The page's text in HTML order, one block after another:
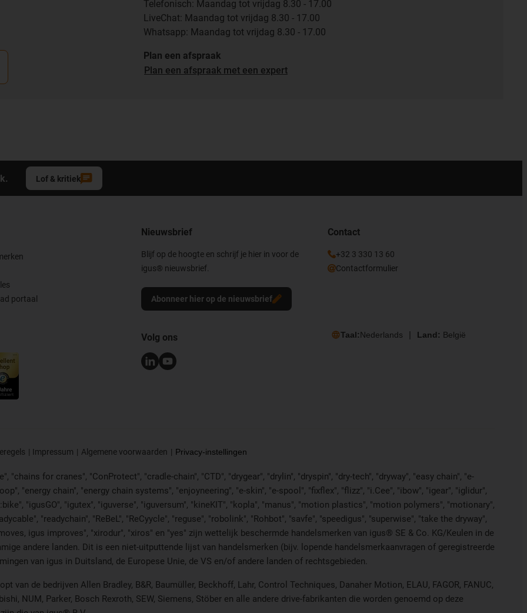
Telefonisch: Maandag tot vrijdag 8.30 - 17.00
LiveChat: Maandag tot vrijdag 8.30 - 17.00
Whatsapp: Maandag tot vrijdag 8.30 - 17.00
Plan een afspraak
Plan een afspraak met een expert
Lof & kritiek
portaal
Nieuwsbrief
Blijf op de hoogte en schrijf je hier in voor de
igus® nieuwsbrief.
Abonneer hier op de nieuwsbrief
Contact
+32 3 330 13 60
Contactformulier
Volg ons Taal:Nederlands Land: België
Impressum Algemene voorwaarden Privacy-instellingen
"chains for cranes", "ConProtect", "cradle-chain", "CTD", "drygear", "drylin", "dryspin", "dry-tech", "dryway", "easy chain", "e-
"energy chain", "energy chain systems", "enjoyneering", "e-skin", "e-spool", "fixflex", "flizz", "i.Cee", "ibow", "igear", "iglidur",
"igusGO", "igutex", "iguverse", "iguversum", "kineKIT", "kopla", "manus", "motion plastics", "motion polymers", "motionary",
"readychain", "ReBeL", "ReCyycle", "reguse", "robolink", "Rohbot", "savfe", "speedigus", "superwise", "take the dryway",
igus improves", "xirodur", "xiros" en "yes" zijn wettelijk beschermde handelsmerken van igus® SE & Co. KG/Keulen in de
andere landen. Dit is een niet-uitputtende lijst van handelsmerken (bijv. lopende handelsmerkaanvragen of geregistreerde
van igus in Duitsland, de Europese Unie, de VS en/of andere landen of rechtsgebieden.
van de bedrijven Allen Bradley, B&R, Baumüller, Beckhoff, Lahr, Control Techniques, Danaher Motion, ELAU, FAGOR, FANUC,
NUM, Parker, Bosch Rexroth, SEW, Siemens, Stöber en alle andere drive-fabrikanten die worden genoemd op deze